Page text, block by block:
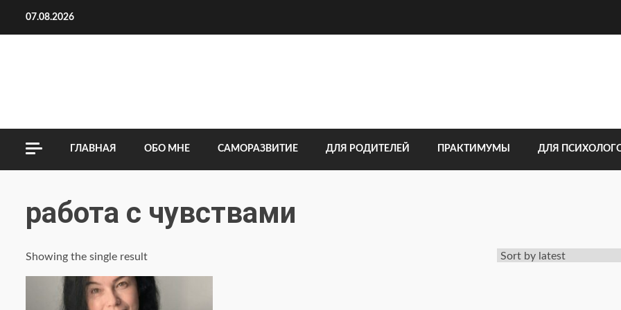
07.08.2026
ГЛАВНАЯ ОБО МНЕ САМОРАЗВИТИЕ ДЛЯ РОДИТЕЛЕЙ ПРАКТИМУМЫ ДЛЯ
работа с чувствами
Showing the single result